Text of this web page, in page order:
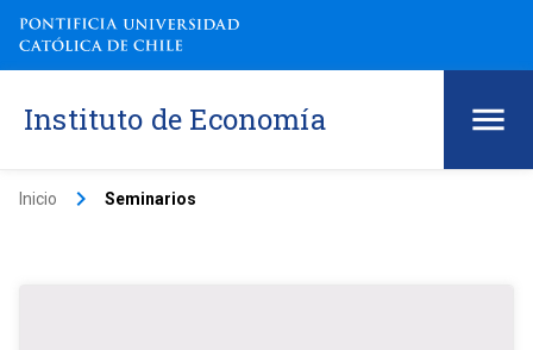
Instituto de Economía
Inicio keyboard_arrow_right Seminarios